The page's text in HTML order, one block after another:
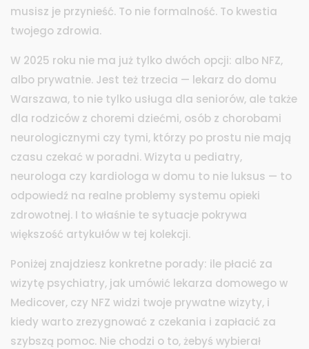
musisz je przynieść. To nie formalność. To kwestia
twojego zdrowia.
W 2025 roku nie ma już tylko dwóch opcji: albo NFZ,
albo prywatnie. Jest też trzecia — lekarz do domu
Warszawa, to nie tylko usługa dla seniorów, ale także
dla rodziców z choremi dziećmi, osób z chorobami
neurologicznymi czy tymi, którzy po prostu nie mają
czasu czekać w poradni.Wizyta u pediatry,
neurologa czy kardiologa w domu to nie luksus — to
odpowiedź na realne problemy systemu opieki
zdrowotnej. I to właśnie te sytuacje pokrywa
większość artykułów w tej kolekcji.
Poniżej znajdziesz konkretne porady: ile płacić za
wizytę psychiatry, jak umówić lekarza domowego w
Medicover, czy NFZ widzi twoje prywatne wizyty, i
kiedy warto zrezygnować z czekania i zapłacić za
szybszą pomoc. Nie chodzi o to, żebyś wybierał